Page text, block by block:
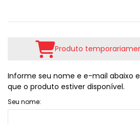
Produto
Informe seu nome e e-mail abaixo
que o produto estiver disponível.
Seu nome: